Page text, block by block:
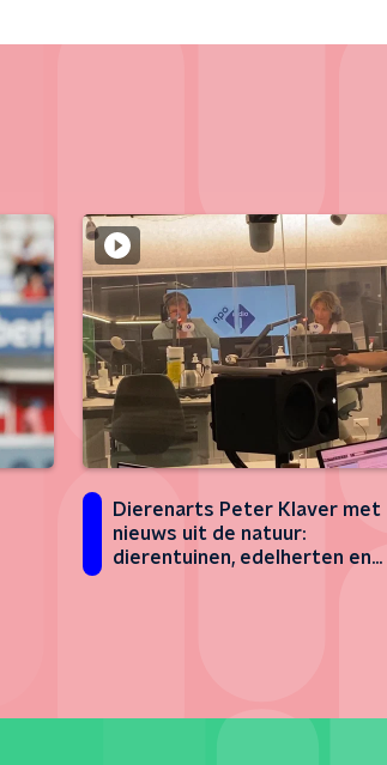
Dierenarts Peter Klaver met
nieuws uit de natuur:
dierentuinen, edelherten en